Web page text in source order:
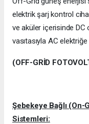
elektrik şarj kontrol
ve aküler içerisinde
vasıtasıyla AC
(OFF-GRİD
Şebekeye Bağlı
Sistemleri: